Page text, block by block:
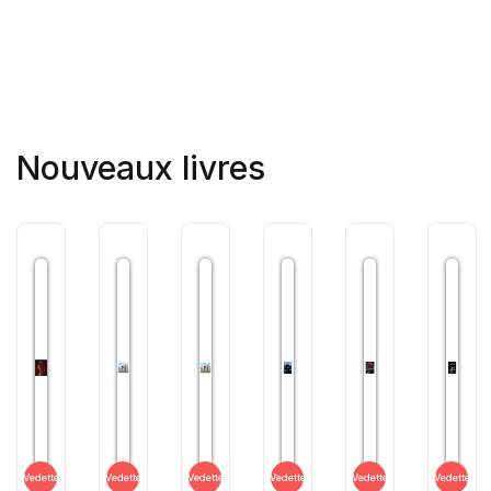
Nouveaux livres
Vedette Vedette Vedette Vedette Vedette Vedette